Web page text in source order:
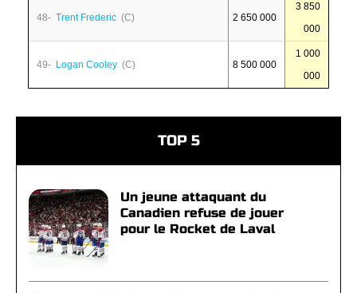
48- Trent Frederic (C) 2 650 000
3 850
000
49- Logan Cooley (C) 8 500 000
1 000
000
TOP 5
Un jeune attaquant du
Canadien refuse de jouer
pour le Rocket de Laval